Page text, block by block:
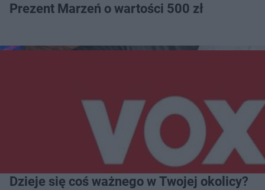
Prezent Marzeń o wartości 500 zł
Dzieje się coś ważnego w Twojej okolicy?